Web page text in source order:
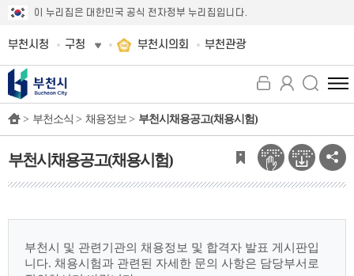
이 누리집은 대한민국 공식 전자정부 누리집입니다.
부천시청 구청 부천시의회 부천관광
전
체
뉴
보
기
> 부천소식 > 채용정보 > 부천시채용공고(채용시험)
부천시채용공고(채용시험)
부천시 및 관련기관의 채용정보 및 합격자 발표 게시판입
니다. 채용시험과 관련된 자세한 문의 사항은 담당부서로